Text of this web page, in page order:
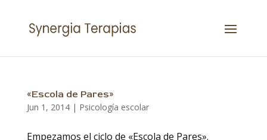
«Escola de Pares»
Jun 1, 2014| Psicología escolar
Empezamos el ciclo de «Escola de Pares».